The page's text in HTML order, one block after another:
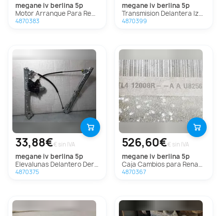
megane iv berlina 5p
Motor Arranque Para Renault Megane Iv Berlina 5P
4870383
megane iv berlina 5p
Transmision Delantera Izquierda Para Renault Megane Iv Berlina 5P
4870399
33,88€€ sin IVA
megane iv berlina 5p
Elevalunas Delantero Derecho Para Renault Megane Iv Berlina 5P
4870375
526,60€€ sin IVA
megane iv berlina 5p
Caja Cambios para Renault Megane Iv Berlina 5P
4870367